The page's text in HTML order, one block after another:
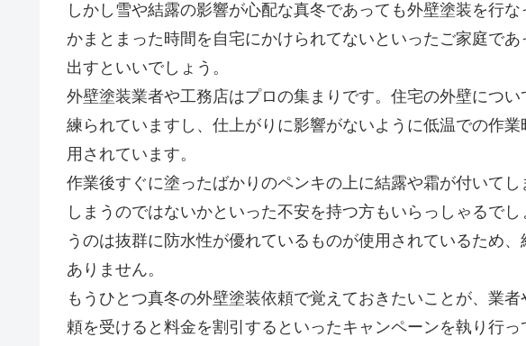
しかし雪や結露の影響が心配な真冬であっても外壁塗装を行
かまとまった時間を自宅にかけられてないといったご家庭で
出すといいでしょう。
外壁塗装業者や工務店はプロの集まりです。住宅の外壁につ
練られていますし、仕上がりに影響がないように低温での作
用されています。
作業後すぐに塗ったばかりのペンキの上に結露や霜が付いて
しまうのではないかといった不安を持つ方もいらっしゃるで
うのは抜群に防水性が優れているものが使用されているため
ありません。
もうひとつ真冬の外壁塗装依頼で覚えておきたいことが、業
頼を受けると料金を割引するといったキャンペーンを執り行